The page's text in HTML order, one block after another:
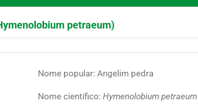
petraeum)
Nome popular: Angelim pedra
Nome científico: Hymenolobium petraeum